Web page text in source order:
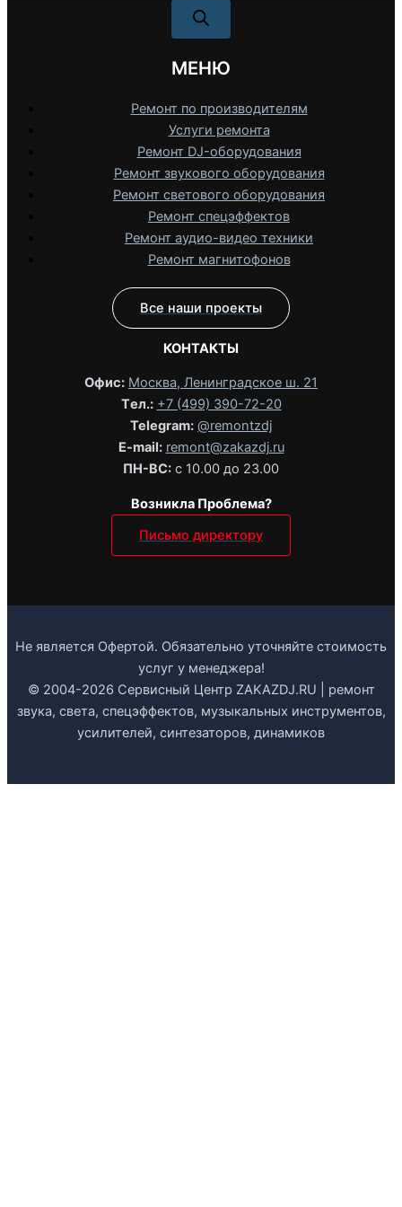
МЕНЮ
Ремонт по производителям
Услуги ремонта
Ремонт DJ-оборудования
Ремонт звукового оборудования
Ремонт светового оборудования
Ремонт спецэффектов
Ремонт аудио-видео техники
Ремонт магнитофонов
Все наши проекты
КОНТАКТЫ
Офис: Москва, Ленинградское ш. 21
Tел.: +7 (499) 390-72-20
Telegram: @remontzdj‬
E-mail: remont@zakazdj.ru
ПН-ВС: с 10.00 до 23.00
Возникла Проблема?
Письмо директору
Не является Офертой. Обязательно уточняйте стоимость
услуг у менеджера!
© 2004-2026 Сервисный Центр ZAKAZDJ.RU | ремонт
звука, света, спецэффектов, музыкальных инструментов,
усилителей, синтезаторов, динамиков